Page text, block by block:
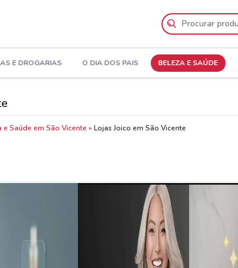
E DROGARIAS O DIA DOS PAIS BELEZA E SAÚDE
e Saúde em São Vicente Lojas Joico em São Vicente